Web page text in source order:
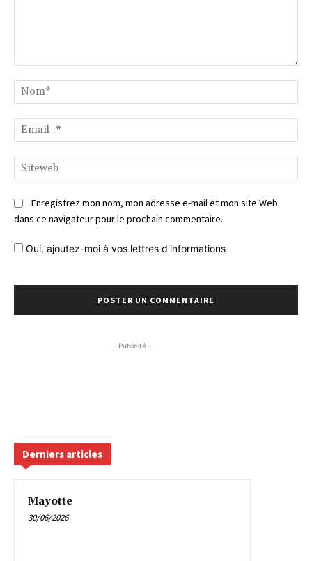
:*
Enregistrez mon nom, mon adresse e-mail et mon site Web
dans ce navigateur pour le prochain commentaire.
Oui, ajoutez-moi à vos lettres d'informations
- Publicité -
Derniers articles
Mayotte
30/06/2026